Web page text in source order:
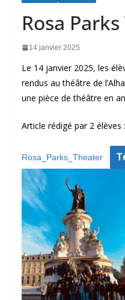
Rosa
14 janvier 2025
Le 14 janvier 2025, les
rendus au théâtre de
une pièce de théâtre en
Article rédigé par 2 élèves :
Rosa_Parks_Theater